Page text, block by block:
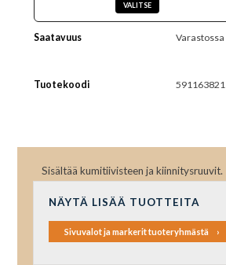
Saatavuus Varastossa
Tuotekoodi 591163821
Sisältää kumitiivisteen ja kiinnitysruuvit.
NÄYTÄ LISÄÄ TUOTTEITA
Sivuvalot ja markerit tuoteryhmästä